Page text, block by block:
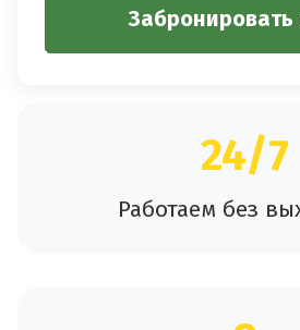
Забронировать
24/7
Работаем без